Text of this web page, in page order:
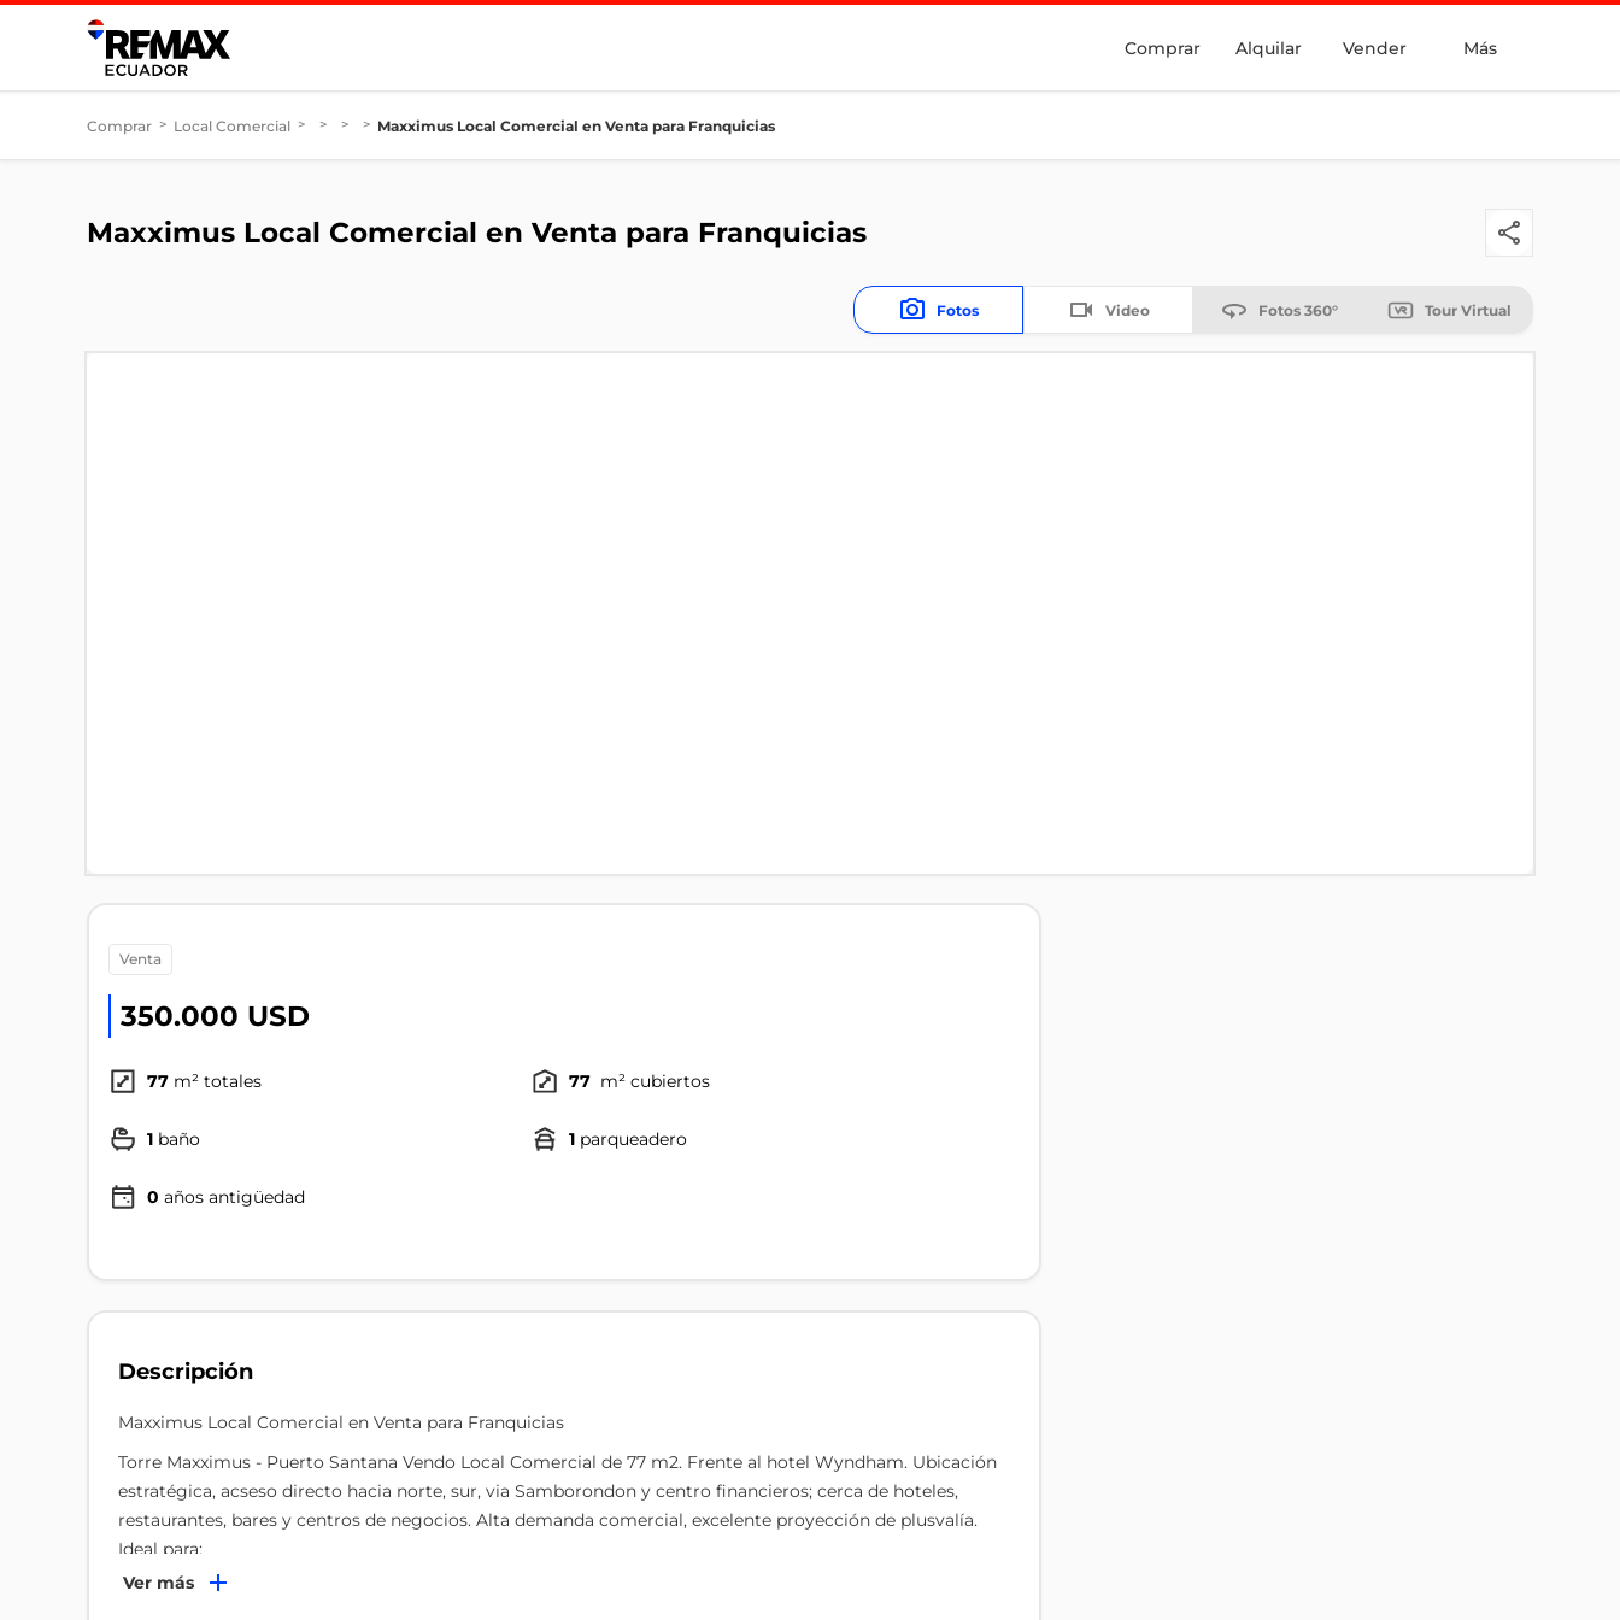
Comprar Alquilar Vender Más
Comprar > Local Comercial > > > > Maxximus Local Comercial en Venta para Franquicias
Maxximus Local Comercial en Venta para Franquicias
Fotos Video Fotos 360° Tour Virtual
venta
350.000 USD
77 m² totales 77 m² cubiertos
1 baño 1 parqueadero
0 años antigüedad
Descripción
Maxximus Local Comercial en Venta para Franquicias
Torre Maxximus - Puerto Santana Vendo Local Comercial de 77 m2. Frente al hotel Wyndham. Ubicación
estratégica, acseso directo hacia norte, sur, via Samborondon y centro financieros; cerca de hoteles,
restaurantes, bares y centros de negocios. Alta demanda comercial, excelente proyección de plusvalía.
Ideal para:
Ver más